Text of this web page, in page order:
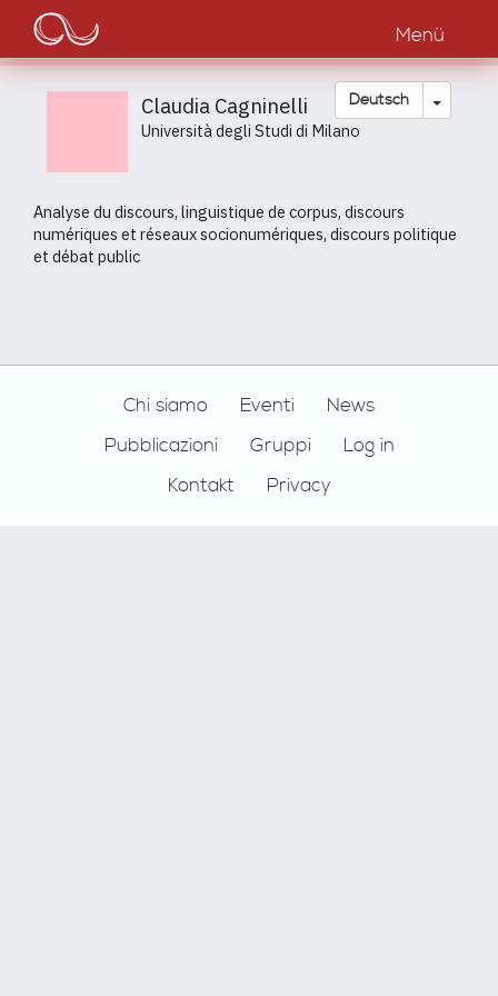
Direkt
Inhalt
Main
navigation
Menü
Deutsch
Claudia Cagninelli
Università degli Studi di Milano
Analyse du discours, linguistique de corpus, discours
numériques et réseaux socionumériques, discours politique
et débat public
Chi siamo Eventi
News
Pubblicazioni
Gruppi
Log in
Kontakt
Privacy